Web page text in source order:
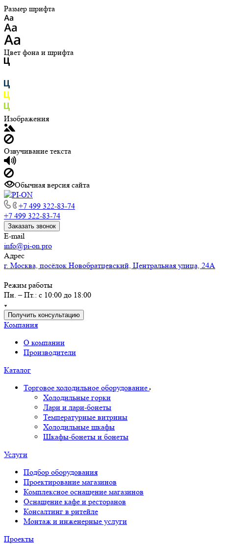
Размер шрифта
Цвет фона и шрифта
Изображения
Озвучивание текста
Обычная версия сайта
+7 499 322-83-74
+7 499 322-83-74
Заказать звонок
E-mail
info@pi-on.pro
Адрес
г. Москва, посёлок Новобратцевский, Центральная улица, 24А
Режим работы
Пн. – Пт.: с 10:00 до 18:00
Получить консультацию
Компания
О компании
Производители
Каталог
Торговое холодильное оборудование
Холодильные горки
Лари и лари-бонеты
Температурные витрины
Холодильные шкафы
Шкафы-бонеты и бонеты
Услуги
Подбор оборудования
Проектирование магазинов
Комплексное оснащение магазинов
Оснащение кафе и ресторанов
Консалтинг в ритейле
Монтаж и инженерные услуги
Проекты